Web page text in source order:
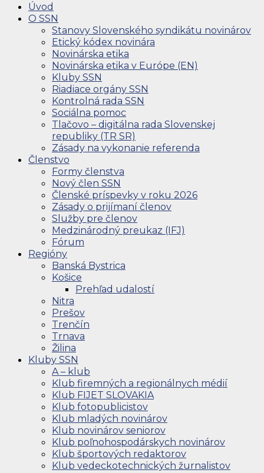
Úvod
O SSN
Stanovy Slovenského syndikátu novinárov
Etický kódex novinára
Novinárska etika
Novinárska etika v Európe (EN)
Kluby SSN
Riadiace orgány SSN
Kontrolná rada SSN
Sociálna pomoc
Tlačovo – digitálna rada Slovenskej
republiky (TR SR)
Zásady na vykonanie referenda
Členstvo
Formy členstva
Nový člen SSN
Členské príspevky v roku 2026
Zásady o prijímaní členov
Služby pre členov
Medzinárodný preukaz (IFJ)
Fórum
Regióny
Banská Bystrica
Košice
Prehľad udalostí
Nitra
Prešov
Trenčín
Trnava
Žilina
Kluby SSN
A – klub
Klub firemných a regionálnych médií
Klub FIJET SLOVAKIA
Klub fotopublicistov
Klub mladých novinárov
Klub novinárov seniorov
Klub poľnohospodárskych novinárov
Klub športových redaktorov
Klub vedeckotechnických žurnalistov